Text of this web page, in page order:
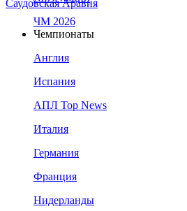
Саудовская Аравия
ЧМ 2026
Чемпионаты
Англия
Испания
АПЛ Top News
Италия
Германия
Франция
Нидерланды